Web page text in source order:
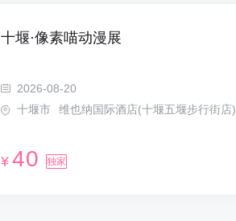
十堰·像素喵动漫展
2026-08-20
十堰市
维也纳国际酒店(十堰五堰步行街店)
¥ 40 独家